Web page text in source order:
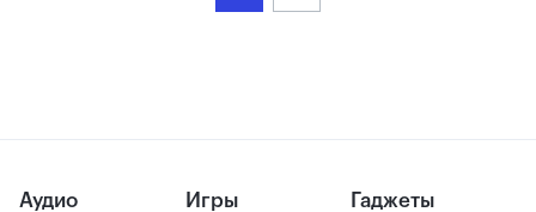
Аудио Игры Гаджеты